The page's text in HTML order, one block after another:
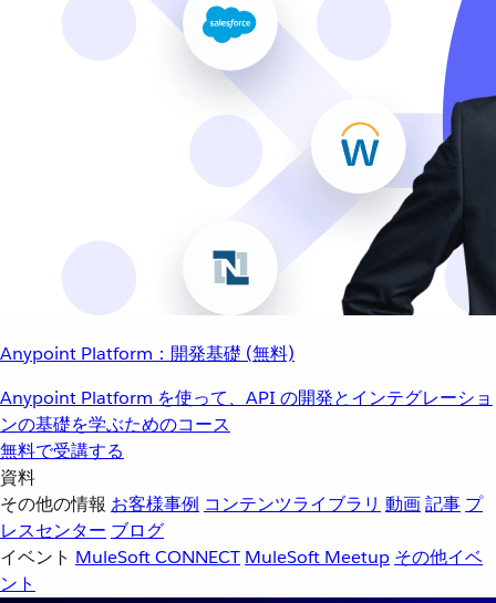
Anypoint Platform：開発基礎 (無料)
Anypoint Platform を使って、API の開発とインテグレーショ
ンの基礎を学ぶためのコース
無料で受講する
資料
その他の情報 お客様事例 コンテンツライブラリ 動画記事 プ
レスセンター ブログ
イベント MuleSoft CONNECT MuleSoft Meetup その他イベ
ント